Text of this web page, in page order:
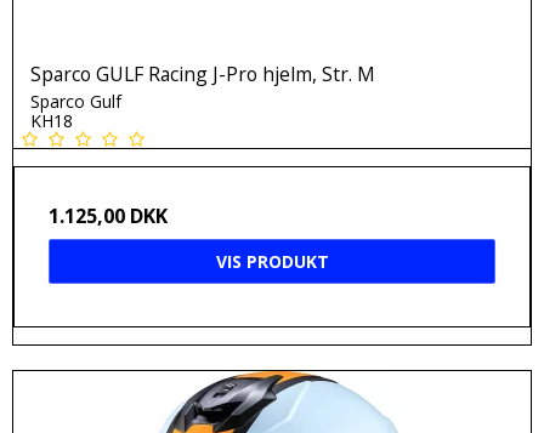
Sparco GULF Racing J-Pro hjelm, Str. M
Sparco Gulf
KH18
1.125,00 DKK
VIS PRODUKT